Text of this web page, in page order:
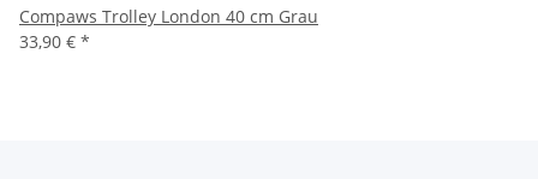
Compaws Trolley London 40 cm Grau
33,90 € *